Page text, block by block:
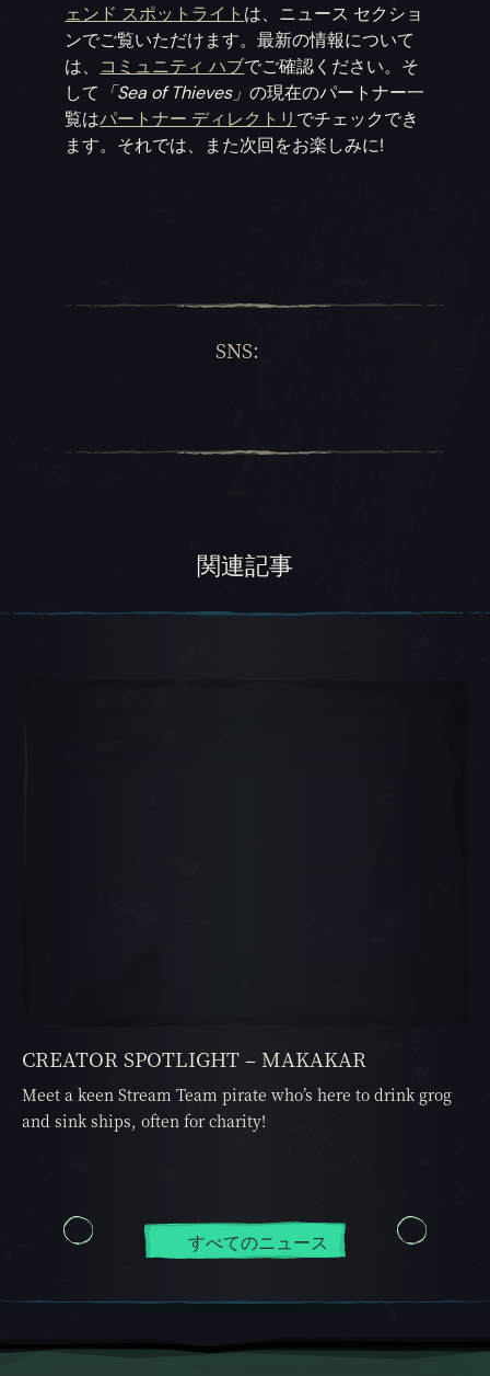
ェンド スポットライト は、ニュース セクショ
ンでご覧いただけます。最新の情報について
は、 コミュニティ ハブでご確認ください。そ
して
「Sea of Thieves」の現在のパートナー一
覧はパートナー ディレクトリ でチェックでき
ます。それでは、また次回をお楽しみに!
SNS:
関連記事
CREATOR SPOTLIGHT – MAKAKAR
Meet a keen Stream Team pirate who’s here to drink grog
and sink ships, often for charity!
すべてのニュース